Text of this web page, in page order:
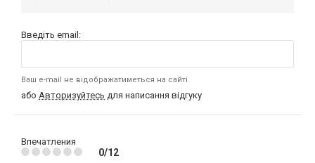
Введіть email:
Ваш e-mail не відображатиметься на сайті
або Авторизуйтесь для написання відгуку
Впечатления
0/12